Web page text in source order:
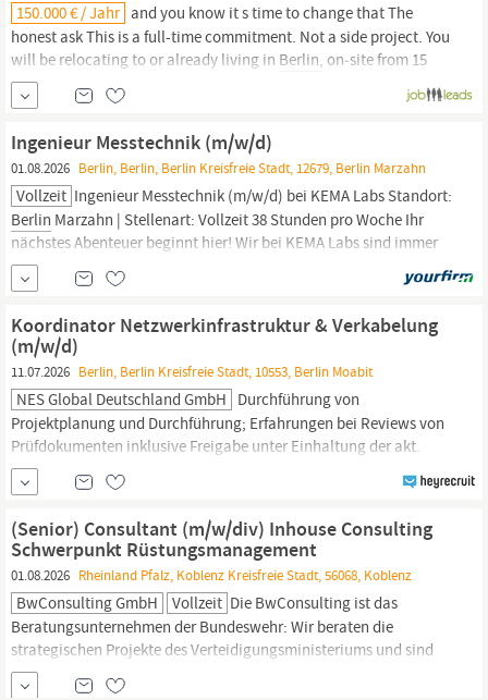
150.000 € / Jahr and you know it s time to change that The
honest ask This is a full-time commitment. Not a side project. You
will be relocating to or already living in Berlin, on‑site from 15
June 2026 and will be building a deep tech venture side‑by‑side
with your team members. You will be taking on founder risk: no
fixed salary and the kind of uncertainty that comes...
Ingenieur Messtechnik (m/w/d)
01.08.2026 Berlin, Berlin, Berlin Kreisfreie Stadt, 12679, Berlin Marzahn
Vollzeit Ingenieur Messtechnik (m/w/d) bei KEMA Labs Standort:
Berlin Marzahn | Stellenart: Vollzeit 38 Stunden pro Woche Ihr
nächstes Abenteuer beginnt hier! Wir bei KEMA Labs sind immer
auf der Suche nach leidenschaftlichen und engagierten
Fachleuten, die unser Team verstärken möchten! Ganz gleich, ob
Koordinator Netzwerkinfrastruktur & Verkabelung
(m/w/d)
11.07.2026 Berlin, Berlin Kreisfreie Stadt, 10553, Berlin Moabit
NES Global Deutschland GmbH Durchführung von
Projektplanung und Durchführung; Erfahrungen bei Reviews von
Prüfdokumenten inklusive Freigabe unter Einhaltung der akt.
gültigen Normen; Freigabe von entsprechenden Bauabschnitten
auf vorhandener Daten, Planung, Realisierung und Betrieb der
passiven Infrastruktur Koordinator (m/w/d) IT
Infrastrukturprojekte Implementierung Passiver
Netzwerkinfrastruktur (m/w/d)Berlin
(Senior) Consultant (m/w/div) Inhouse Consulting
Schwerpunkt Rüstungsmanagement
01.08.2026 Rheinland Pfalz, Koblenz Kreisfreie Stadt, 56068, Koblenz
BwConsulting GmbH Vollzeit Die BwConsulting ist das
Beratungsunternehmen der Bundeswehr: Wir beraten die
strategischen Projekte des Verteidigungsministeriums und sind
damit treibende Kraft für die kontinuierliche Weiterentwicklung
der gesamten Bundeswehr. Du möchtest die Zeitenwende